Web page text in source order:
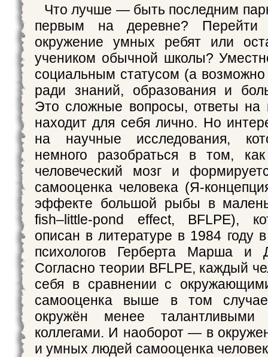
Что лучше — быть последним
первым на деревне?
окружение умных ребят или
учеником обычной школы?
социальным статусом (а
ради знаний, образования и
Это сложные вопросы, ответы на
находит для себя лично. Но
на научные исследования,
немного разобраться в том,
человеческий мозг и
самооценка человека (Я-
эффекте большой рыбы в
fish–little-pond effect, BFLPE),
описан в литературе в 1984 году
психологов Герберта Марша и
Согласно теории BFLPE, каждый
себя в сравнении с
самооценка выше в том
окружён менее
коллегами. И наоборот — в
и умных людей самооценка